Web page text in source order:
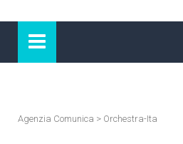
Agenzia Comunica > Orchestra-Ita